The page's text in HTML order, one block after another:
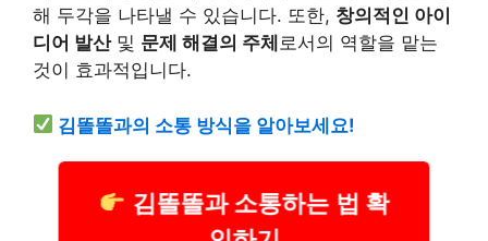
해 두각을 나타낼 수 있습니다. 또한, 창의적인 아이
디어 발산및 문제 해결의 주체 로서의 역할을 맡는
것이 효과적입니다.
김똘똘과의 소통 방식을 알아보세요!
김똘똘과 소통하는 법 확